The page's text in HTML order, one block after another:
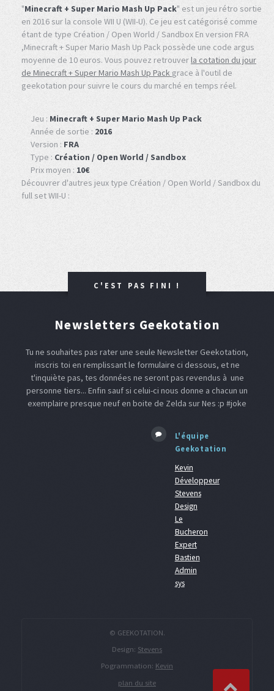
"Minecraft + Super Mario Mash Up Pack" est un jeu rétro sortie
en 2016 sur la console WII U (WII-U). Ce jeu est catégorisé comme
étant de type Création / Open World / Sandbox En version FRA
,Minecraft + Super Mario Mash Up Pack possède une code argus
moyenne de 10 euros. Vous pouvez retrouverla cotation du jour
de Minecraft + Super Mario Mash Up Pack grace à l'outil de
geekotation pour suivre le cours du marché en temps réel.
Jeu : Minecraft + Super Mario Mash Up Pack
Année de sortie : 2016
Version : FRA
Type : Création / Open World / Sandbox
Prix moyen : 10€
Découvrer d'autres jeux type Création / Open World / Sandbox du
full set WII-U :
C'EST PAS FINI !
Newsletters Geekotation
Tu ne souhaites pas rater une seule Newsletter Geekotation,
inscris toi en remplissant le formulaire ci dessous, et ne
t'inquiète pas, tes données ne seront pas revendus à une
personne tiers... Enfin sauf si celui-ci nous donne a chacun un
exemplaire presque neuf en boite de Zelda sur Nes :p #joke
L'équipe
Geekotation
Kevin
Développeur
Stevens
Design
Le
Bucheron
Expert
Bastien
Admin
sys
© GEEKOTATION.
Design: Stevens
Pogrammation: Kevin
plan du site